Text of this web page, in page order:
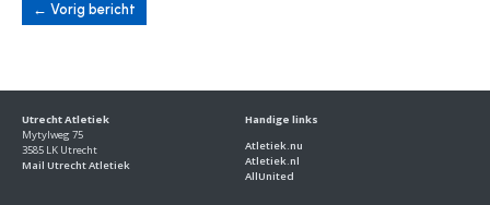
← Vorig bericht
Utrecht Atletiek
Mytylweg 75
3585 LK Utrecht
Mail Utrecht Atletiek
Handige links
Atletiek.nu
Atletiek.nl
AllUnited